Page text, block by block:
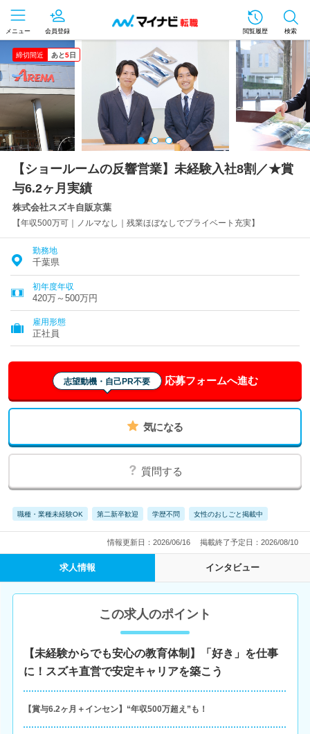
メニュー 会員登録 閲覧履歴 検索
締切間近 あと5日
【ショールームの反響営業】未経験入社8割／★賞
与6.2ヶ月実績
株式会社スズキ自販京葉
【年収500万可｜ノルマなし｜残業ほぼなしでプライベート充実】
勤務地
千葉県
初年度年収
420万～500万円
雇用形態
正社員
志望動機・自己PR不要 応募フォームへ進む
気になる
質問する
職種・業種未経験OK 第二新卒歓迎 学歴不問 女性のおしごと掲載中
情報更新日：2026/06/16 掲載終了予定日：2026/08/10
求人情報 インタビュー
この求人のポイント
【未経験からでも安心の教育体制】「好き」を仕事
に！スズキ直営で安定キャリアを築こう
【賞与6.2ヶ月＋インセン】“年収500万超え”も！